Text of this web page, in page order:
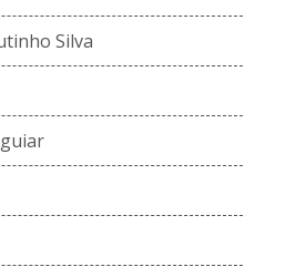
Silva